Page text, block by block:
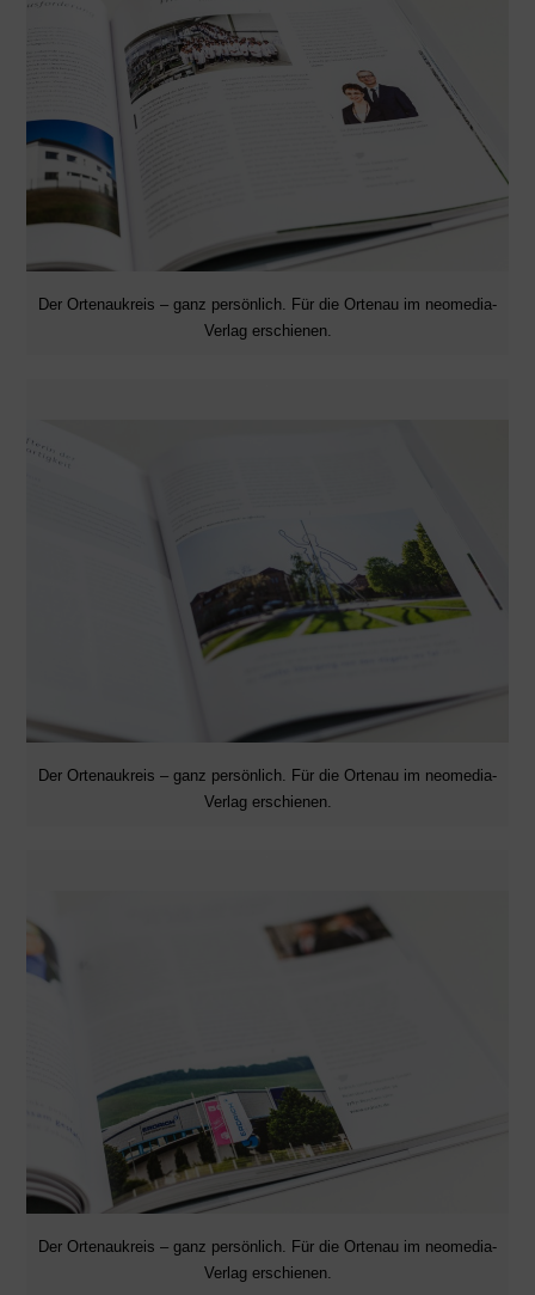
Der Ortenaukreis – ganz persönlich. Für die Ortenau im neomedia-
Verlag erschienen.
Der Ortenaukreis – ganz persönlich. Für die Ortenau im neomedia-
Verlag erschienen.
Der Ortenaukreis – ganz persönlich. Für die Ortenau im neomedia-
Verlag erschienen.